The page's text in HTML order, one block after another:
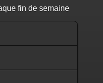
fin de semaine